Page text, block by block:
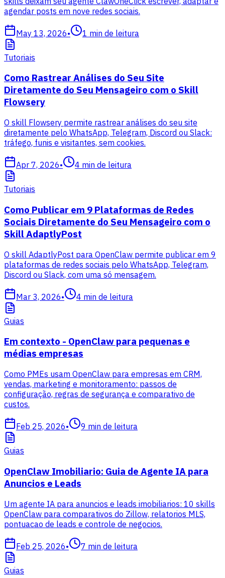
agendar posts em nove redes sociais.
May 13, 2026• 1 min de leitura
Tutoriais
Como Rastrear Análises do Seu Site
Diretamente do Seu Mensageiro com o Skill
Flowsery
O skill Flowsery permite rastrear análises do seu site
diretamente pelo WhatsApp, Telegram, Discord ou Slack:
tráfego, funis e visitantes, sem cookies.
Apr 7, 2026• 4 min de leitura
Tutoriais
Como Publicar em 9 Plataformas de Redes
Sociais Diretamente do Seu Mensageiro com o
Skill AdaptlyPost
O skill AdaptlyPost para OpenClaw permite publicar em 9
plataformas de redes sociais pelo WhatsApp, Telegram,
Discord ou Slack, com uma só mensagem.
Mar 3, 2026• 4 min de leitura
Guias
Em contexto - OpenClaw para pequenas e
médias empresas
Como PMEs usam OpenClaw para empresas em CRM,
vendas, marketing e monitoramento: passos de
configuração, regras de segurança e comparativo de
custos.
Feb 25, 2026• 9 min de leitura
Guias
OpenClaw Imobiliario: Guia de Agente IA para
Anuncios e Leads
Um agente IA para anuncios e leads imobiliarios: 10 skills
OpenClaw para comparativos do Zillow, relatorios MLS,
pontuacao de leads e controle de negocios.
Feb 25, 2026• 7 min de leitura
Guias